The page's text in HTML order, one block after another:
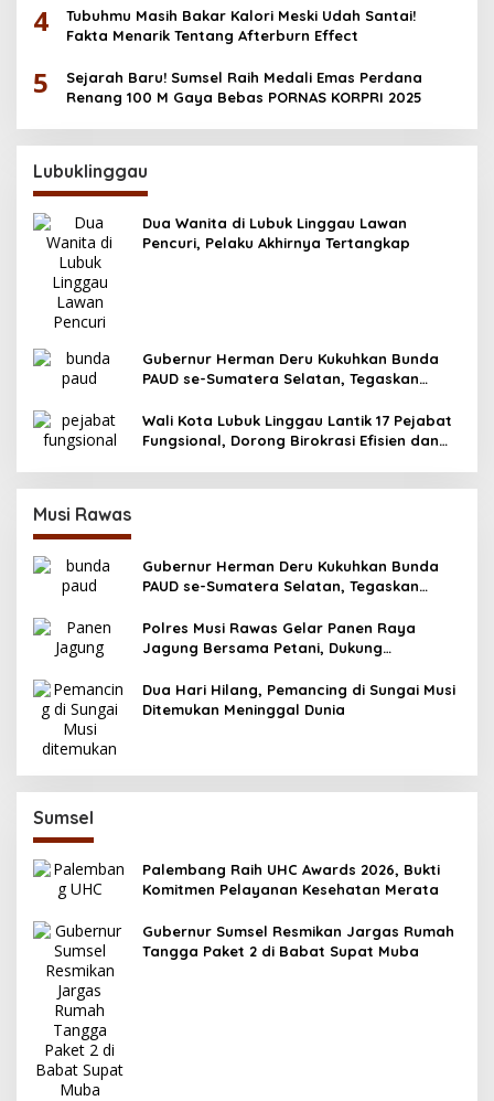
4
Tubuhmu Masih Bakar Kalori Meski Udah Santai!
Fakta Menarik Tentang Afterburn Effect
5
Sejarah Baru! Sumsel Raih Medali Emas Perdana
Renang 100 M Gaya Bebas PORNAS KORPRI 2025
Lubuklinggau
Dua Wanita di Lubuk Linggau Lawan
Pencuri, Pelaku Akhirnya Tertangkap
Gubernur Herman Deru Kukuhkan Bunda
PAUD se-Sumatera Selatan, Tegaskan
Wali Kota Lubuk Linggau Lantik 17 Pejabat
Fungsional, Dorong Birokrasi Efisien dan
Musi Rawas
Gubernur Herman Deru Kukuhkan Bunda
PAUD se-Sumatera Selatan, Tegaskan
Polres Musi Rawas Gelar Panen Raya
Jagung Bersama Petani, Dukung
Dua Hari Hilang, Pemancing di Sungai Musi
Ditemukan Meninggal Dunia
Sumsel
Palembang Raih UHC Awards 2026, Bukti
Komitmen Pelayanan Kesehatan Merata
Gubernur Sumsel Resmikan Jargas Rumah
Tangga Paket 2 di Babat Supat Muba